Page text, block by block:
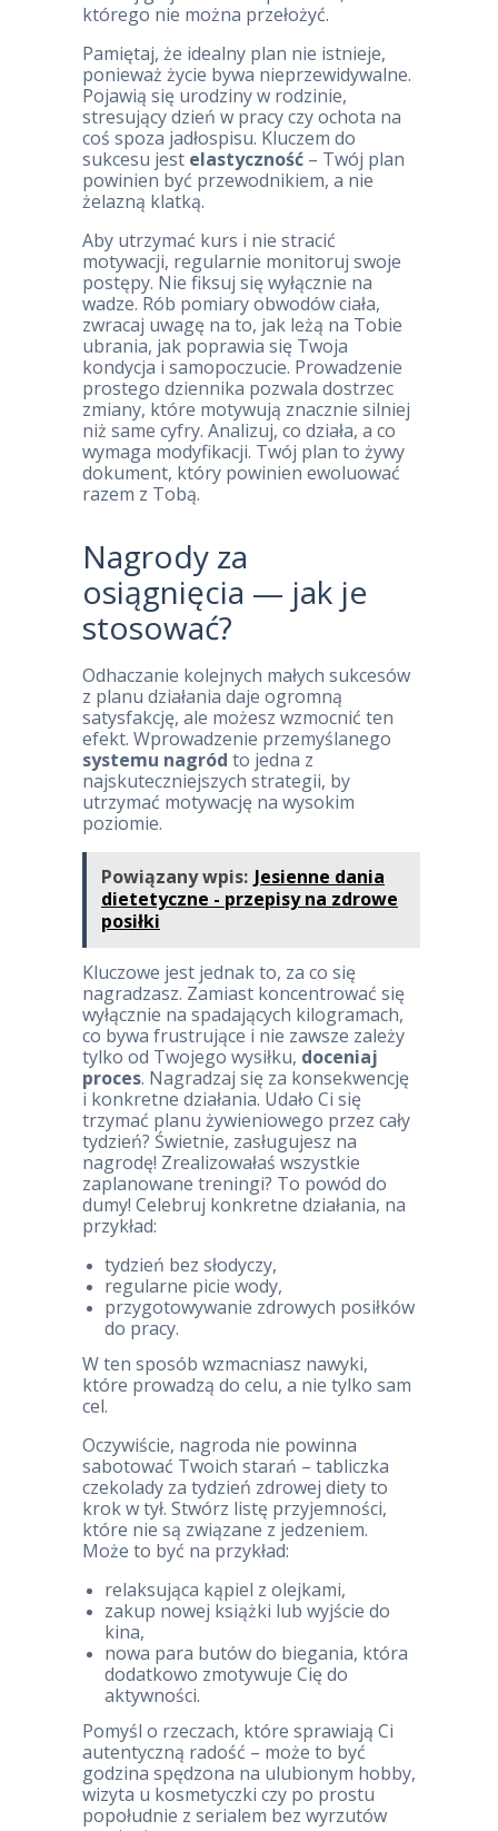
którego nie można przełożyć.
Pamiętaj, że idealny plan nie istnieje,
ponieważ życie bywa nieprzewidywalne.
Pojawią się urodziny w rodzinie,
stresujący dzień w pracy czy ochota na
coś spoza jadłospisu. Kluczem do
sukcesu jest elastyczność – Twój plan
powinien być przewodnikiem, a nie
żelazną klatką.
Aby utrzymać kurs i nie stracić
motywacji, regularnie monitoruj swoje
postępy. Nie fiksuj się wyłącznie na
wadze. Rób pomiary obwodów ciała,
zwracaj uwagę na to, jak leżą na Tobie
ubrania, jak poprawia się Twoja
kondycja i samopoczucie. Prowadzenie
prostego dziennika pozwala dostrzec
zmiany, które motywują znacznie silniej
niż same cyfry. Analizuj, co działa, a co
wymaga modyfikacji. Twój plan to żywy
dokument, który powinien ewoluować
razem z Tobą.
Nagrody za
osiągnięcia — jak je
stosować?
Odhaczanie kolejnych małych sukcesów
z planu działania daje ogromną
satysfakcję, ale możesz wzmocnić ten
efekt. Wprowadzenie przemyślanego
systemu nagród to jedna z
najskuteczniejszych strategii, by
utrzymać motywację na wysokim
poziomie.
Powiązany wpis: Jesienne dania
dietetyczne - przepisy na zdrowe
posiłki
Kluczowe jest jednak to, za co się
nagradzasz. Zamiast koncentrować się
wyłącznie na spadających kilogramach,
co bywa frustrujące i nie zawsze zależy
tylko od Twojego wysiłku, doceniaj
proces. Nagradzaj się za konsekwencję
i konkretne działania. Udało Ci się
trzymać planu żywieniowego przez cały
tydzień? Świetnie, zasługujesz na
nagrodę! Zrealizowałaś wszystkie
zaplanowane treningi? To powód do
dumy! Celebruj konkretne działania, na
przykład:
tydzień bez słodyczy,
regularne picie wody,
przygotowywanie zdrowych posiłków
do pracy.
W ten sposób wzmacniasz nawyki,
które prowadzą do celu, a nie tylko sam
cel.
Oczywiście, nagroda nie powinna
sabotować Twoich starań – tabliczka
czekolady za tydzień zdrowej diety to
krok w tył. Stwórz listę przyjemności,
które nie są związane z jedzeniem.
Może to być na przykład:
relaksująca kąpiel z olejkami,
zakup nowej książki lub wyjście do
kina,
nowa para butów do biegania, która
dodatkowo zmotywuje Cię do
aktywności.
Pomyśl o rzeczach, które sprawiają Ci
autentyczną radość – może to być
godzina spędzona na ulubionym hobby,
wizyta u kosmetyczki czy po prostu
popołudnie z serialem bez wyrzutów